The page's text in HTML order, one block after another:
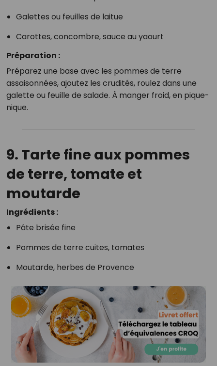
Galettes ou feuilles de laitue
Carottes, concombre, sauce au yaourt
Préparation :
Préparez une base avec les pommes de terre
assaisonnées, ajoutez les crudités, roulez dans une
galette ou feuille de salade. À manger froid, en pique-
nique.
9. Tarte fine aux pommes
de terre, tomate et
moutarde
Ingrédients :
Pâte brisée fine
Pommes de terre cuites, tomates
Moutarde, herbes de Provence